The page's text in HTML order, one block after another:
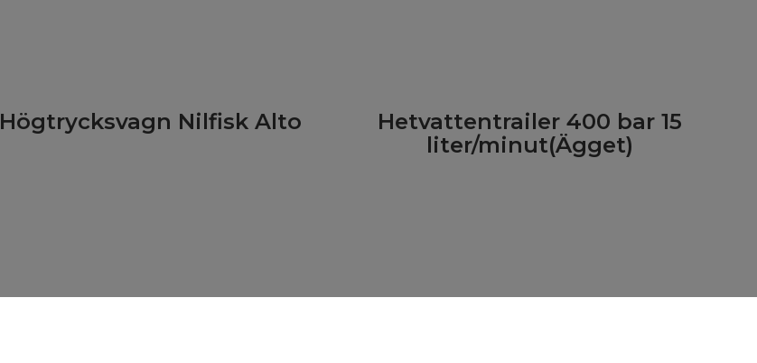
Högtrycksvagn Nilfisk Alto
Hetvattentrailer 400 bar 15
liter/minut(Ägget)